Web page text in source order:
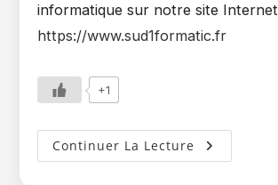
informatique sur notre site Internet
https://www.sud1formatic.fr
+1
Continuer La Lecture Sud
1Formatic’